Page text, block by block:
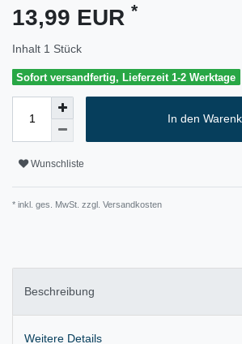
13,99 EUR *
Inhalt 1 Stück
Sofort versandfertig, Lieferzeit 1-2 Werktage
In den
Wunschliste
* inkl. ges. MwSt. zzgl. Versandkosten
Beschreibung
Weitere Details